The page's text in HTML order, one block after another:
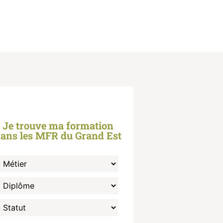
Je trouve ma formation
les MFR du Grand Est